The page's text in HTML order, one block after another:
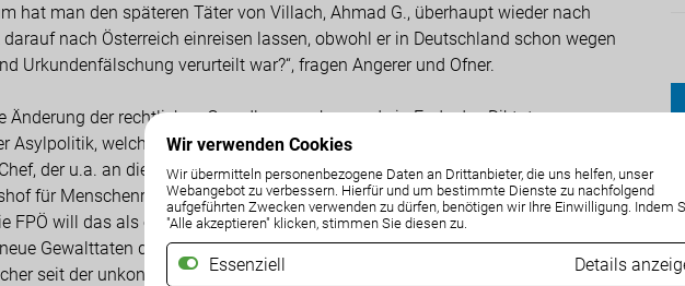
Wir verwenden Cookies
Wir übermitteln personenbezogene Daten an Drittanbieter, die uns helfen, unser
Webangebot zu verbessern. Hierfür und um bestimmte Dienste zu nachfolgend
aufgeführten Zwecken verwenden zu dürfen, benötigen wir Ihre Einwilligung. Indem
"Alle akzeptieren" klicken, stimmen Sie diesen zu.
Essenziell Details
hat man den späteren Täter von Villach, Ahmad G., überhaupt wieder nach
nach Österreich einreisen lassen, obwohl er in Deutschland schon wegen
Urkundenfälschung verurteilt war?“, fragen Angerer und Ofner.
Änderung der rechtlichen Grundlagen geben und ein Ende des Diktates von
Asylpolitik, welches eine absolute Gefahr für unser Land und unsere Bevölkerung
der u.a. an die Abschiebestopps für syrische Straftäter durch den
für Menschenrechte erinnert. „Österreich lässt sich in der Asylpolitik auf der
FPÖ will das als einzige Partei ändern und wird dafür an den Pranger gestellt –
Gewalttaten durch Asylanten und illegale Migranten berichtet wird und die
seit der unkontrollierten Massenzuwanderung immer mehr gefährdet ist! Wir